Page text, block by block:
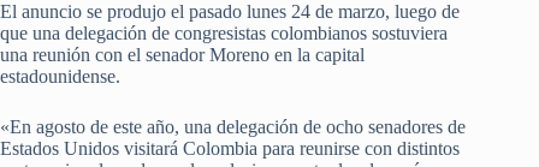
El anuncio se produjo el pasado lunes 24 de marzo, luego de
que una delegación de congresistas colombianos sostuviera
una reunión con el senador Moreno en la capital
estadounidense.
«En agosto de este año, una delegación de ocho senadores de
Estados Unidos visitará Colombia para reunirse con distintos